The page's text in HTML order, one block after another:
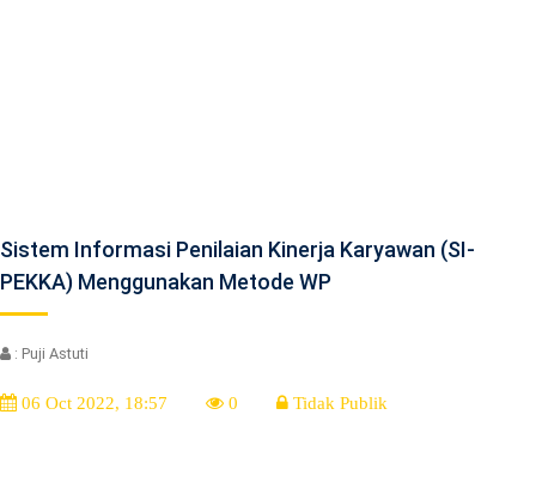
Sistem Informasi Penilaian Kinerja Karyawan (SI-
PEKKA) Menggunakan Metode WP
: Puji Astuti
06 Oct 2022, 18:57 0 Tidak Publik